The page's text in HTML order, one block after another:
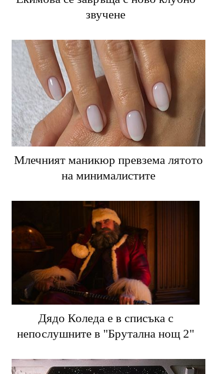
звучене
Млечният маникюр превзема лятото
на минималистите
Дядо Коледа е в списъка с
непослушните в "Брутална нощ 2"